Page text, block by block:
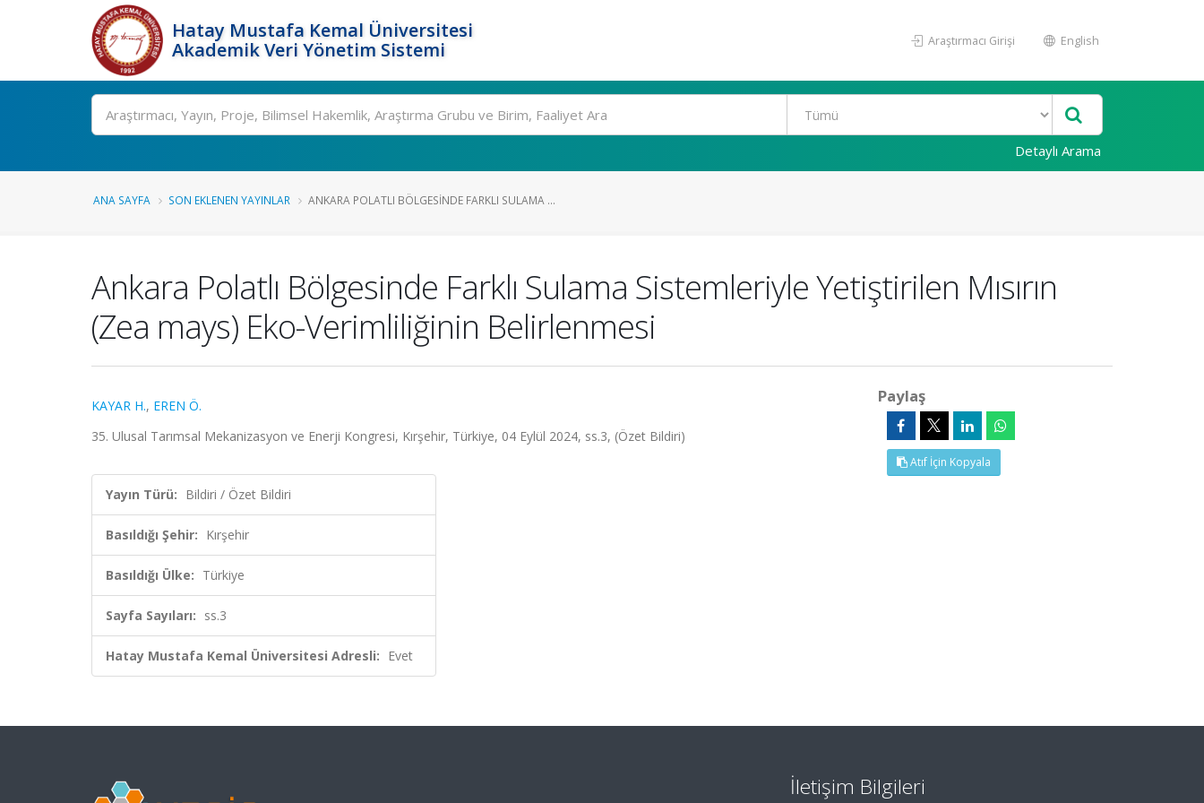
Hatay Mustafa Kemal Üniversitesi
Akademik Veri Yönetim Sistemi
Araştırmacı Girişi English
Ara
Detaylı Arama
ANA SAYFA SON EKLENEN YAYINLAR ANKARA POLATLI BÖLGESINDE FARKLI SULAMA ...
Ankara Polatlı Bölgesinde Farklı Sulama Sistemleriyle Yetiştirilen Mısırın
(Zea mays) Eko-Verimliliğinin Belirlenmesi
KAYAR H., EREN Ö.
35. Ulusal Tarımsal Mekanizasyon ve Enerji Kongresi, Kırşehir, Türkiye, 04 Eylül 2024, ss.3, (Özet Bildiri)
Yayın Türü: Bildiri / Özet Bildiri
Basıldığı Şehir: Kırşehir
Basıldığı Ülke: Türkiye
Sayfa Sayıları: ss.3
Hatay Mustafa Kemal Üniversitesi Adresli: Evet
Paylaş
Atıf İçin Kopyala
İletişim Bilgileri